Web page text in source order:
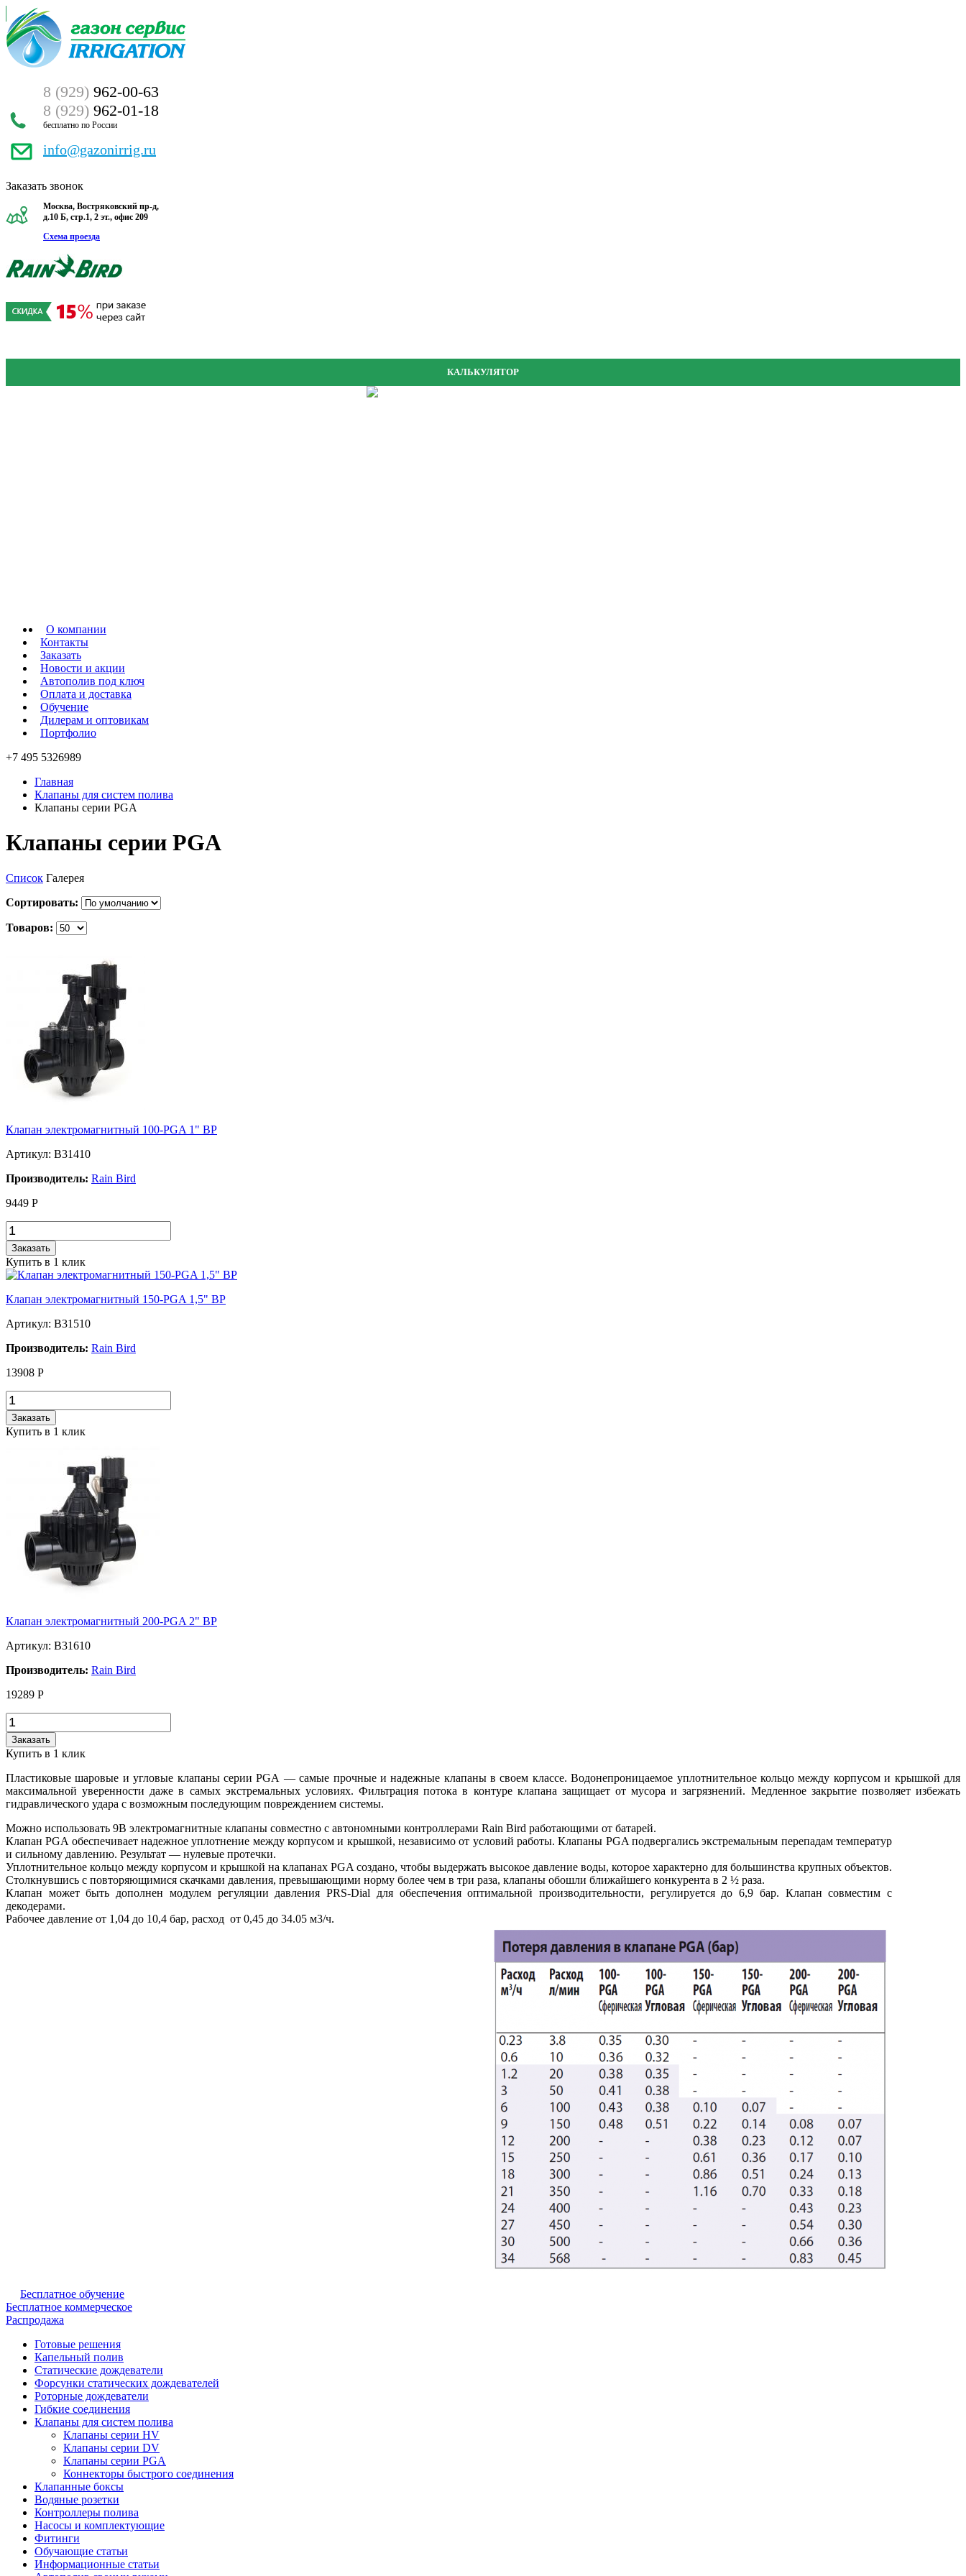
8 (929) 962-00-63
8 (929) 962-01-18
бесплатно по России
info@gazonirrig.ru
Заказать звонок
Москва, Востряковский пр-д,
д.10 Б, стр.1, 2 эт., офис 209
Схема проезда
КАЛЬКУЛЯТОР
О компании
Контакты
Заказать
Новости и акции
Автополив под ключ
Оплата и доставка
Обучение
Дилерам и оптовикам
Портфолио
+7 495 5326989
Главная
Клапаны для систем полива
Клапаны серии PGA
Клапаны серии PGA
Список Галерея
Сортировать:
Товаров:
Клапан электромагнитный 100-PGA 1" BP
Артикул: B31410
Производитель: Rain Bird
9449 Р
Заказать
Купить в 1 клик
Клапан электромагнитный 150-PGA 1,5" BP
Артикул: B31510
Производитель: Rain Bird
13908 Р
Заказать
Купить в 1 клик
Клапан электромагнитный 200-PGA 2" BP
Артикул: B31610
Производитель: Rain Bird
19289 Р
Заказать
Купить в 1 клик
Пластиковые шаровые и угловые клапаны серии PGA — cамые прочные и надежные клапаны в своем классе. Водонепроницаемое уплотнительное кольцо между корпусом и крышкой для
максимальной уверенности даже в самых экстремальных условиях. Фильтрация потока в контуре клапана защищает от мусора и загрязнений. Медленное закрытие позволяет избежать
гидравлического удара с возможным последующим повреждением системы.
Можно использовать 9В электромагнитные клапаны совместно с автономными контроллерами Rain Bird работающими от батарей.
Клапан PGA обеспечивает надежное уплотнение между корпусом и крышкой, независимо от условий работы. Клапаны PGA подвергались экстремальным перепадам температур
и сильному давлению. Результат — нулевые протечки.
Уплотнительное кольцо между корпусом и крышкой на клапанах PGA создано, чтобы выдержать высокое давление воды, которое характерно для большинства крупных объектов.
Столкнувшись с повторяющимися скачками давления, превышающими норму более чем в три раза, клапаны обошли ближайшего конкурента в 2 ½ раза.
Клапан может быть дополнен модулем регуляции давления PRS-Dial для обеспечения оптимальной производительности, регулируется до 6,9 бар. Клапан совместим с
декодерами.
Рабочее давление от 1,04 до 10,4 бар, расход от 0,45 до 34.05 м3/ч.
Бесплатное обучение
Бесплатное коммерческое
Распродажа
Готовые решения
Капельный полив
Статические дождеватели
Форсунки статических дождевателей
Роторные дождеватели
Гибкие соединения
Клапаны для систем полива
Клапаны серии HV
Клапаны серии DV
Клапаны серии PGA
Коннекторы быстрого соединения
Клапанные боксы
Водяные розетки
Контроллеры полива
Насосы и комплектующие
Фитинги
Обучающие статьи
Информационные статьи